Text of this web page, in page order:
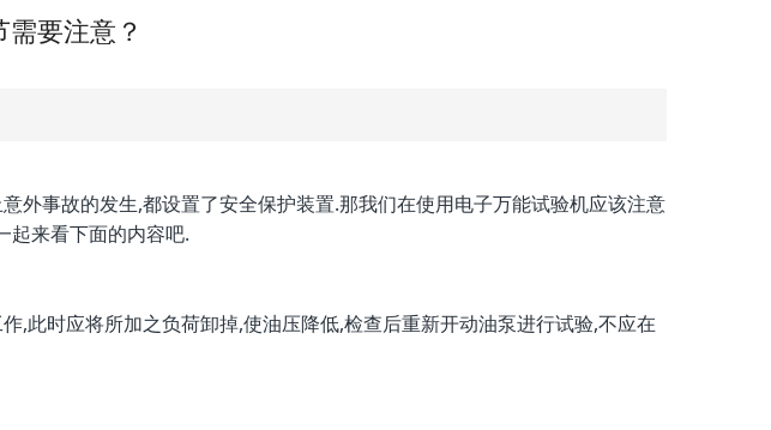
要注意？
外事故的发生,都设置了安全保护装置.那我们在使用电子万能试验机应该注意
起来看下面的内容吧.
时应将所加之负荷卸掉,使油压降低,检查后重新开动油泵进行试验,不应在